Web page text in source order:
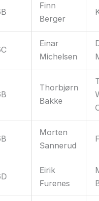
Finn
Berger
Einar
Michelsen
Thorbjørn
Bakke
Morten
Sannerud
Eirik
Furenes